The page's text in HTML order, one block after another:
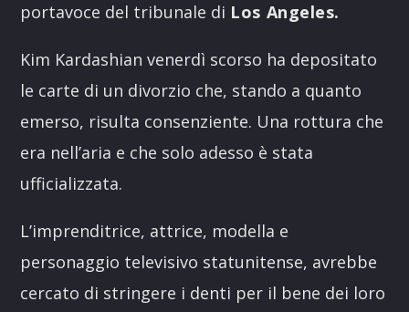
portavoce del tribunale di Los Angeles.
Kim Kardashian venerdì scorso ha depositato
le carte di un divorzio che, stando a quanto
emerso, risulta consenziente. Una rottura che
era nell’aria e che solo adesso è stata
ufficializzata.
L’imprenditrice, attrice, modella e
personaggio televisivo statunitense, avrebbe
cercato di stringere i denti per il bene dei loro